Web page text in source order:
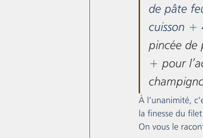
de pâte
cuisson +
pincée de
+ pour
À l’unanimité,
la finesse du
On vous le